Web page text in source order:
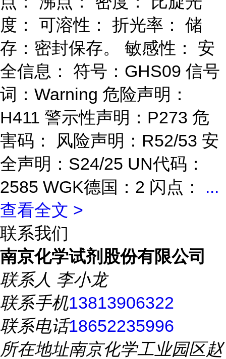
度： 可溶性： 折光率： 储
存：密封保存。 敏感性： 安
全信息： 符号：GHS09 信号
词：Warning 危险声明：
H411 警示性声明：P273 危
害码： 风险声明：R52/53 安
全声明：S24/25 UN代码：
2585 WGK德国：2 闪点： ...
查看全文 >
联系我们
南京化学试剂股份有限公司
联系人 李小龙
联系手机13813906322
联系电话18652235996
所在地址南京化学工业园区赵